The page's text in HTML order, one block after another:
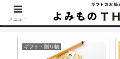
▶︎カタログギフトを探すなら『
ギフト・贈り物
メニュー